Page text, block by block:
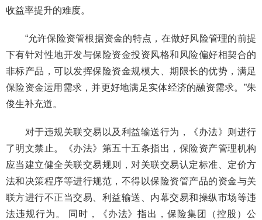
收益率提升的难度。
“允许保险资管根据资金的特点，在做好风险管理的前提
下有针对性地开发与保险资金投资风格和风险偏好相契合的
非标产品，可以发挥保险资金规模大、期限长的优势，满足
保险资金运用需求，并更好地满足实体经济的融资需求。”朱
俊生补充道。
对于违规关联交易以及利益输送行为，《办法》则进行
了明文禁止。《办法》第五十五条指出，保险资产管理机构
应当建立健全关联交易规则，对关联交易认定标准、定价方
法和决策程序等进行规范，不得以保险资管产品的资金与关
联方进行不正当交易、利益输送、内幕交易和操纵市场等违
法违规行为。 同时，《办法》指出，保险集团（控股）公